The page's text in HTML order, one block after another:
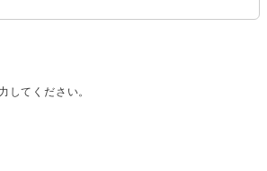
してください。